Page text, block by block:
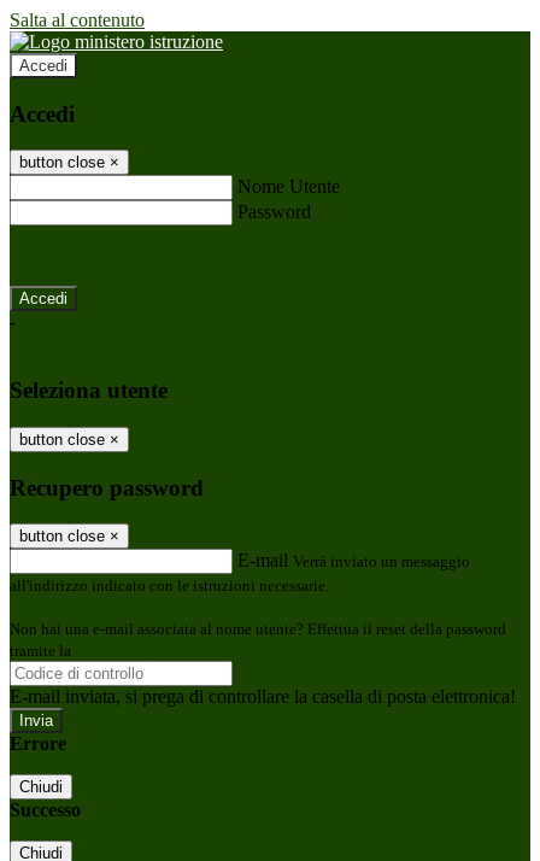
Salta al contenuto
Accedi
Accedi
button close ×
Nome Utente
Password
-
Seleziona utente
button close ×
Recupero password
button close ×
E-mail Verrà inviato un messaggio
all'indirizzo indicato con le istruzioni necessarie.
Non hai una e-mail associata al nome utente? Effettua il reset della password
tramite la
E-mail inviata, si prega di controllare la casella di posta elettronica!
Errore
Chiudi
Successo
Chiudi